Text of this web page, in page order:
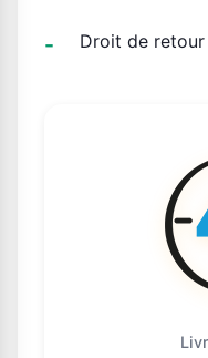
Droit de